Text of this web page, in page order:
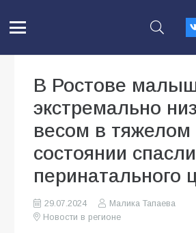
В Ростове
экстремально
весом в тяжелом
состоянии
перинатального
29.07.2024
Малика Тапаева
Новости в регионе